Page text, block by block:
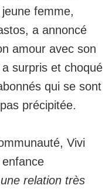
femme,
a annoncé
amour avec son
surpris et choqué
qui se sont
précipitée.
Vivi
relation très